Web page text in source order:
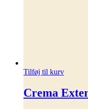
Tilføj til kurv
Crema